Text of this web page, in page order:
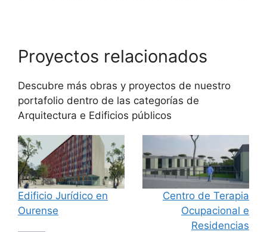
Proyectos relacionados
Descubre más obras y proyectos de nuestro
portafolio dentro de las categorías de
Arquitectura e Edificios públicos
Edificio Jurídico en
Ourense
Centro de Terapia
Ocupacional e
Residencias